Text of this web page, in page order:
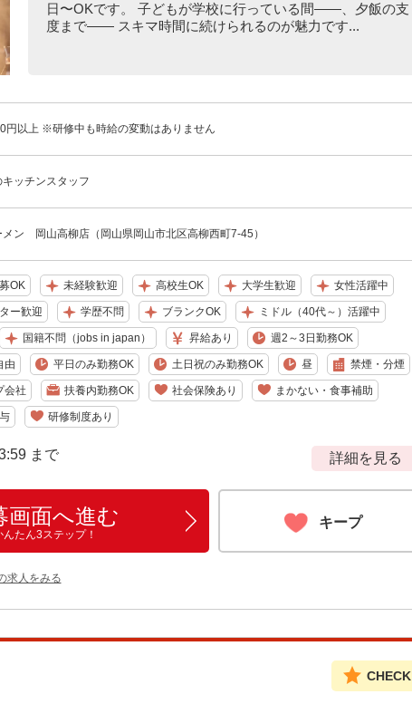
日〜OKです。 子どもが学校に行っている間――、夕飯の支
度まで―― スキマ時間に続けられるのが魅力です...
円以上 ※研修中も時給の変動はありません
キッチンスタッフ
メン 岡山高柳店（岡山県岡山市北区高柳西町7-45）
OK 未経験歓迎 高校生OK 大学生歓迎 女性活躍中
ー歓迎 学歴不問 ブランクOK ミドル（40代～）活躍中
国籍不問（jobs in japan） 昇給あり 週2～3日勤務OK
由 平日のみ勤務OK 土日祝のみ勤務OK 昼 禁煙・分煙
会社 扶養内勤務OK 社会保険あり まかない・食事補助
研修制度あり
まで 詳細を見る
画面へ進む
んたん3ステップ！
キープ
求人をみる
CHECK